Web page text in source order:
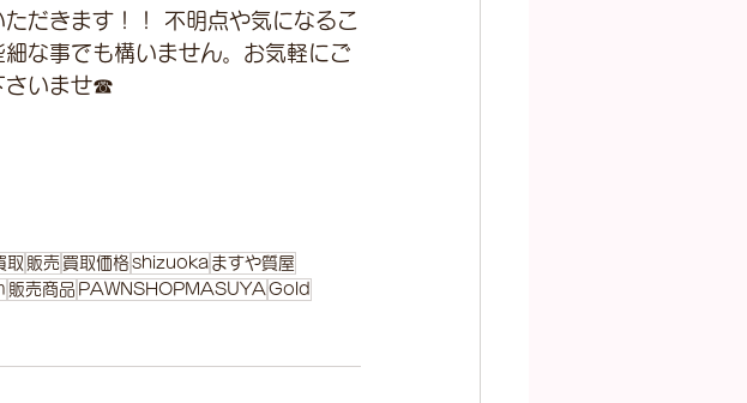
ただきます！！ 不明点や気になるこ
細な事でも構いません。お気軽にご
さいませ☎
取 販売 買取価格shizuoka ますや質屋
販売商品 PAWNSHOPMASUYA Gold